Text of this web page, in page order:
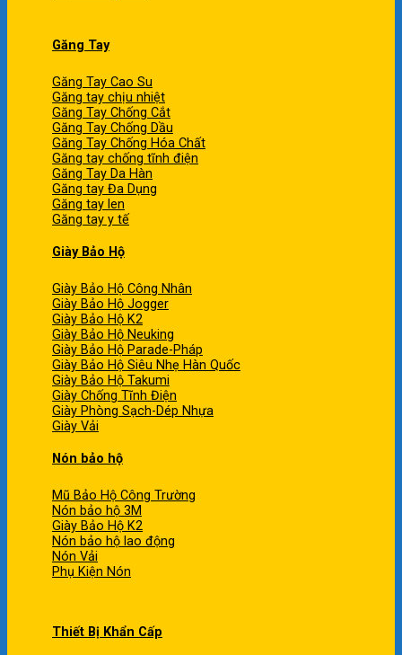
Găng Tay
Găng Tay Cao Su
Găng tay chịu nhiệt
Găng Tay Chống Cắt
Găng Tay Chống Dầu
Găng Tay Chống Hóa Chất
Găng tay chống tĩnh điện
Găng Tay Da Hàn
Găng tay Đa Dụng
Găng tay len
Găng tay y tế
Giày Bảo Hộ
Giày Bảo Hộ Công Nhân
Giày Bảo Hộ Jogger
Giày Bảo Hộ K2
Giày Bảo Hộ Neuking
Giày Bảo Hộ Parade-Pháp
Giày Bảo Hộ Siêu Nhẹ Hàn Quốc
Giày Bảo Hộ Takumi
Giày Chống Tĩnh Điện
Giày Phòng Sạch-Dép Nhựa
Giày Vải
Nón bảo hộ
Mũ Bảo Hộ Công Trường
Nón bảo hộ 3M
Giày Bảo Hộ K2
Nón bảo hộ lao động
Nón Vải
Phụ Kiện Nón
Thiết Bị Khẩn Cấp